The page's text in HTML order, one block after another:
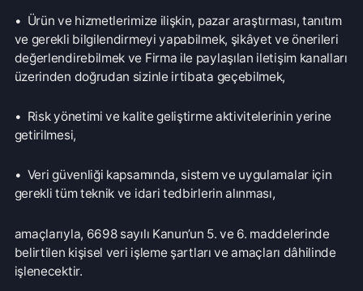
belirtilen kişisel veri işleme şartları ve amaçları dâhilinde
işlenecektir.
Aktarılabileceği
KVKK ve ilgili mevzuat uyarınca uygun güvenlik düzeyini
tedbirlerin alınmasını sağlayarak, Kişisel Veri/Kişisel
Verilerinizi yukarıda belirtilen amaçlar doğrultusunda;